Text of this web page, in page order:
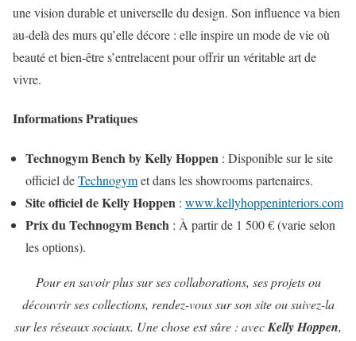
une vision durable et universelle du design. Son influence va bien
au-delà des murs qu’elle décore : elle inspire un mode de vie où
beauté et bien-être s’entrelacent pour offrir un véritable art de
vivre.
Informations Pratiques
Technogym Bench by Kelly Hoppen : Disponible sur le site
officiel deTechnogymet dans les showrooms partenaires.
Site officiel de Kelly Hoppen : www.kellyhoppeninteriors.com
Prix du Technogym Bench : À partir de 1 500 € (varie selon
les options).
Pour en savoir plus sur ses collaborations, ses projets ou
découvrir ses collections, rendez-vous sur son site ou suivez-la
sur les réseaux sociaux. Une chose est sûre : avecKelly Hoppen,